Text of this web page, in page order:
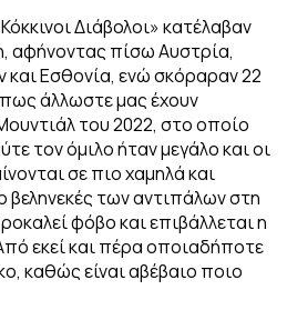
Διάβολοι» κατέλαβαν
αφήνοντας πίσω Αυστρία,
και Εσθονία, ενώ σκόραραν 22
άλλωστε μας έχουν
του 2022, στο οποίο
τον όμιλο ήταν μεγάλο και οι
σε πιο χαμηλά και
βεληνεκές των αντιπάλων στη
φόβο και επιβάλλεται η
εκεί και πέρα οποιαδήποτε
καθώς είναι αβέβαιο ποιο